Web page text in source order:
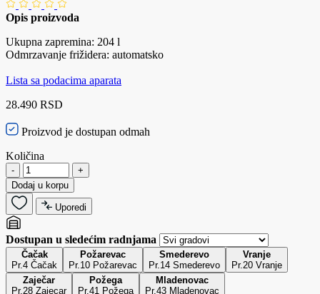
Opis proizvoda
Ukupna zapremina: 204 l
Odmrzavanje frižidera: automatsko
Lista sa podacima aparata
28.490 RSD
Proizvod je dostupan odmah
Količina
-
+
Dodaj u korpu
Uporedi
Dostupan u sledećim radnjama
Čačak
Pr.4 Čačak
Požarevac
Pr.10 Požarevac
Smederevo
Pr.14 Smederevo
Vranje
Pr.20 Vranje
Zaječar
Pr.28 Zajecar
Požega
Pr.41 Požega
Mladenovac
Pr.43 Mladenovac